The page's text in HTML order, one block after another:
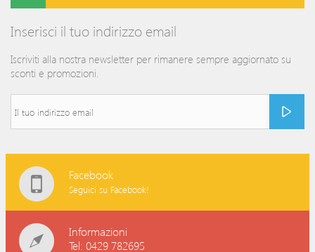
Inserisci il tuo indirizzo email
Iscriviti alla nostra newsletter per rimanere sempre aggiornato su
sconti e promozioni.
Facebook
Seguici su Facebook!
Informazioni
Tel: 0429 782695